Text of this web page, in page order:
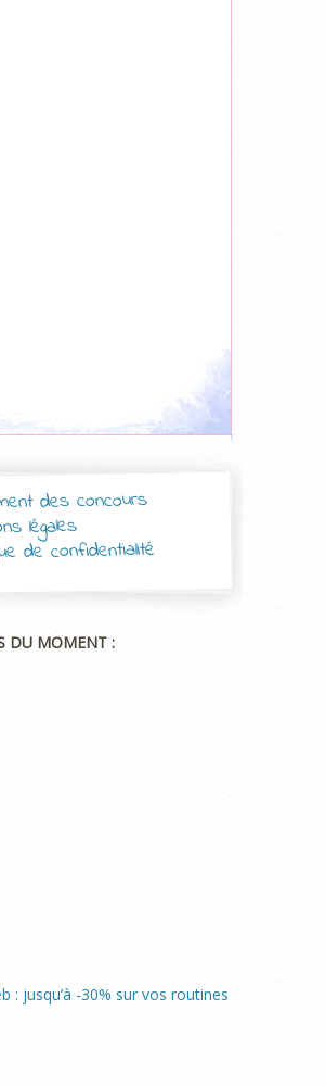
des concours
légales
de confidentialité
DU MOMENT :
: jusqu’à -30% sur vos routines